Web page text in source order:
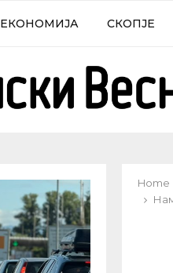
ЕКОНОМИЈА СКОПЈЕ
Home